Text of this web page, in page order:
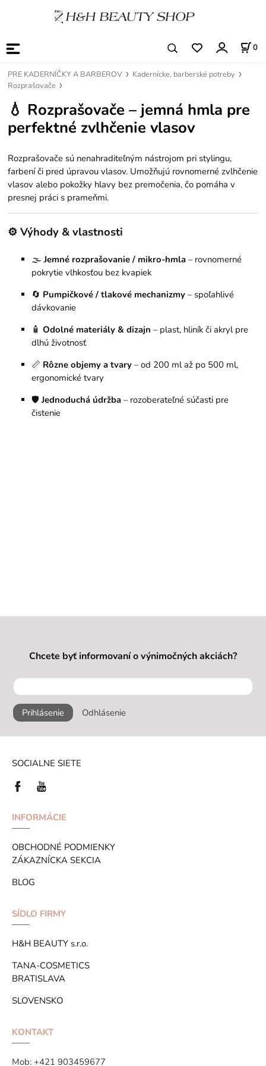
0
PRE KADERNÍČKY A BARBEROV
Kadernícke, barberské potreby
Rozprašovače
💧 Rozprašovače – jemná hmla pre
perfektné zvlhčenie vlasov
Rozprašovače sú nenahraditeľným nástrojom pri stylingu,
farbení či pred úpravou vlasov. Umožňujú rovnomerné zvlhčenie
vlasov alebo pokožky hlavy bez premočenia, čo pomáha v
presnej práci s prameňmi.
⚙️ Výhody & vlastnosti
🌫️Jemné rozprašovanie / mikro-hmla – rovnomerné
pokrytie vlhkosťou bez kvapiek
🔄 Pumpičkové / tlakové mechanizmy – spoľahlivé
dávkovanie
🧴Odolné materiály & dizajn – plast, hliník či akryl pre
dlhú životnosť
📏 Rôzne objemy a tvary – od 200 ml až po 500 ml,
ergonomické tvary
🛡Jednoduchá údržba – rozoberateľné súčasti pre
čistenie
Chcete byť informovaní o výnimočných akciách?
Prihlásenie Odhlásenie
SOCIALNE SIETE
INFORMÁCIE
OBCHODNÉ PODMIENKY
ZÁKAZNÍCKA SEKCIA
BLOG
SÍDLO FIRMY
H&H BEAUTY s.r.o.
TANA-COSMETICS
BRATISLAVA
SLOVENSKO
KONTAKT
Mob: +421 903459677